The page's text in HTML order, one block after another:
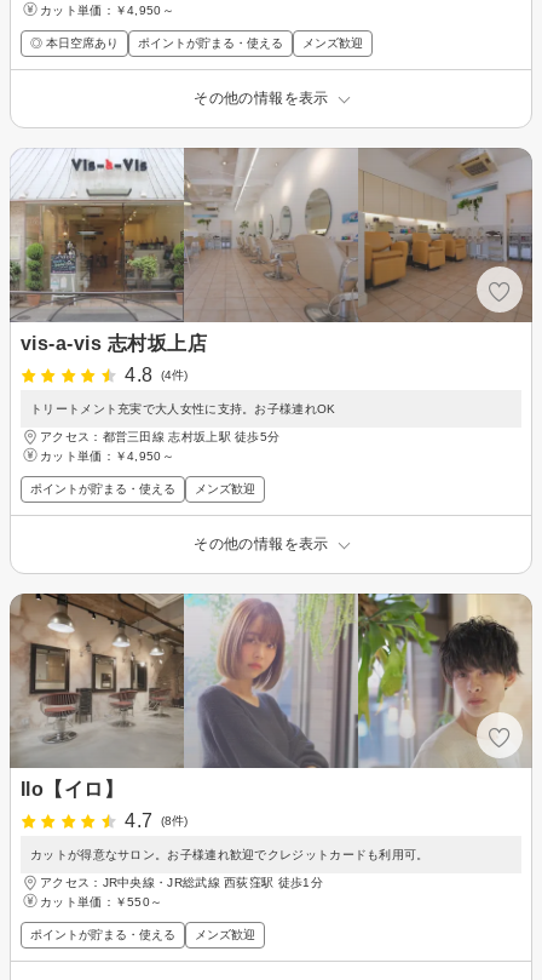
カット単価： ￥4,950～
◎ 本日空席あり ポイントが貯まる・使える メンズ歓迎
その他の情報を表示
vis-a-vis 志村坂上店
4.8
(4件)
トリートメント充実で大人女性に支持。お子様連れOK
アクセス：都営三田線 志村坂上駅 徒歩5分
カット単価： ￥4,950～
ポイントが貯まる・使える メンズ歓迎
その他の情報を表示
Ilo【イロ】
4.7
(8件)
カットが得意なサロン。お子様連れ歓迎でクレジットカードも利用可。
アクセス：JR中央線・JR総武線 西荻窪駅 徒歩1分
カット単価： ￥550～
ポイントが貯まる・使える メンズ歓迎